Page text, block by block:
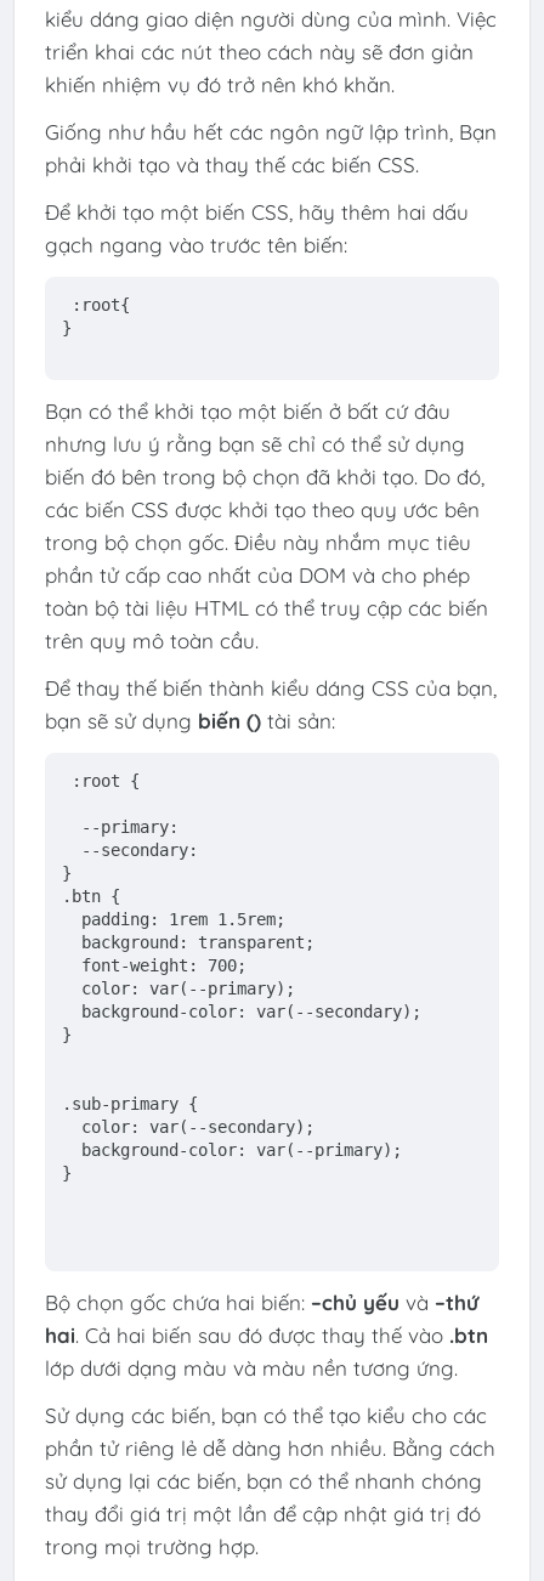
kiểu dáng giao diện người dùng của mình. Việc
triển khai các nút theo cách này sẽ đơn giản
khiến nhiệm vụ đó trở nên khó khăn.
Giống như hầu hết các ngôn ngữ lập trình, Bạn
phải khởi tạo và thay thế các biến CSS.
Để khởi tạo một biến CSS, hãy thêm hai dấu
gạch ngang vào trước tên biến:
:root{
}
Bạn có thể khởi tạo một biến ở bất cứ đâu
nhưng lưu ý rằng bạn sẽ chỉ có thể sử dụng
biến đó bên trong bộ chọn đã khởi tạo. Do đó,
các biến CSS được khởi tạo theo quy ước bên
trong bộ chọn gốc. Điều này nhắm mục tiêu
phần tử cấp cao nhất của DOM và cho phép
toàn bộ tài liệu HTML có thể truy cập các biến
trên quy mô toàn cầu.
Để thay thế biến thành kiểu dáng CSS của bạn,
bạn sẽ sử dụng biến ()tài sản:
:root {
--primary:
--secondary:
}
.btn {
padding : 1 rem 1 .5rem;
background: transparent;
font-weight: 700;
color: var(--primary);
background-color: var(--secondary);
}
.sub-primary {
color: var(--secondary);
background-color: var(--primary);
}
Bộ chọn gốc chứa hai biến: –chủ yếu và –thứ
hai. Cả hai biến sau đó được thay thế vào .btn
lớp dưới dạng màu và màu nền tương ứng.
Sử dụng các biến, bạn có thể tạo kiểu cho các
phần tử riêng lẻ dễ dàng hơn nhiều. Bằng cách
sử dụng lại các biến, bạn có thể nhanh chóng
thay đổi giá trị một lần để cập nhật giá trị đó
trong mọi trường hợp.